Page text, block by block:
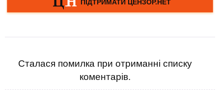
Сталася помилка при отриманні списку
коментарів.